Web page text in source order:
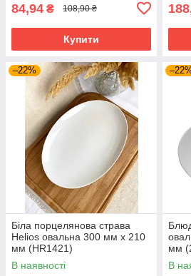
84,94 ₴ 108,90 ₴
Купити
–22%
Біла порцелянова страва
Helios овальна 300 мм х 210
мм (HR1421)
В наявності
мм
В